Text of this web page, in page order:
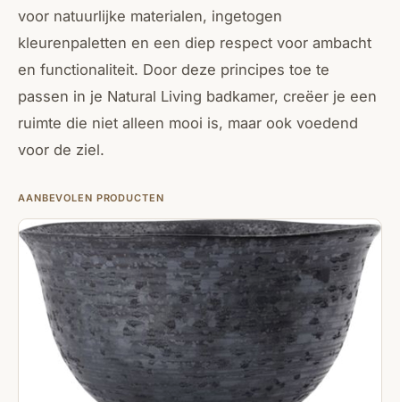
voor natuurlijke materialen, ingetogen
kleurenpaletten en een diep respect voor ambacht
en functionaliteit. Door deze principes toe te
passen in je Natural Living badkamer, creëer je een
ruimte die niet alleen mooi is, maar ook voedend
voor de ziel.
AANBEVOLEN PRODUCTEN